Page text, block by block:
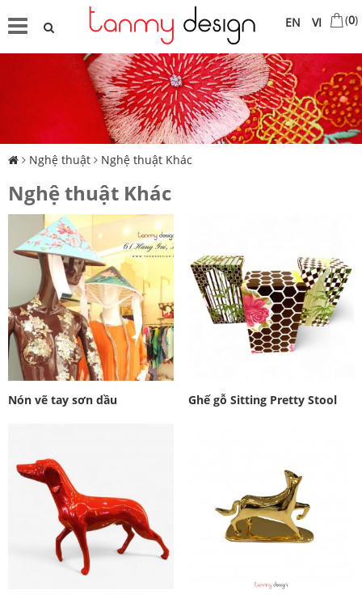
VI
EN (0)
Nghệ thuật Nghệ thuật Khác
Nghệ thuật Khác
Nón vẽ tay sơn dầu Ghế gỗ Sitting Pretty Stool